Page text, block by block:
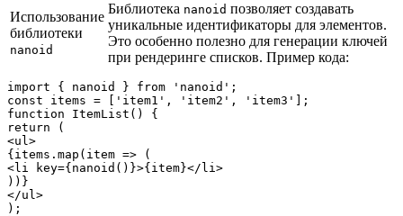
Использование
библиотеки
nanoid
Библиотека nanoid позволяет создавать
уникальные идентификаторы для элементов.
Это особенно полезно для генерации ключей
при рендеринге списков. Пример кода:
import { nanoid } from 'nanoid';
const items = ['item1', 'item2', 'item3'];
function ItemList() {
return (
<ul>
{items.map(item => (
<li key={nanoid()}>{item}</li>
))}
</ul>
);